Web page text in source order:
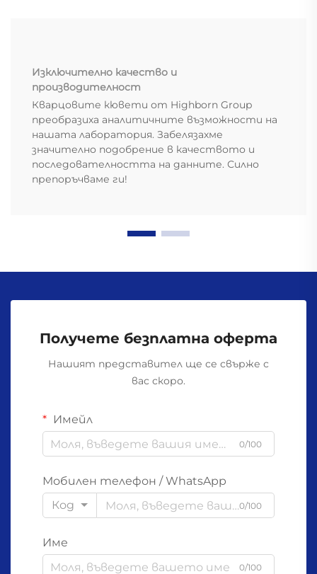
Изключително качество и
производителност
Кварцовите кювети от Highborn Group
преобразиха аналитичните възможности на
нашата лаборатория. Забелязахме
значително подобрение в качеството и
последователността на данните. Силно
препоръчваме ги!
Получете безплатна оферта
Нашият представител ще се свърже с
вас скоро.
Имейл
0/100
Мобилен телефон / WhatsApp
Код
0/100
Име
0/100